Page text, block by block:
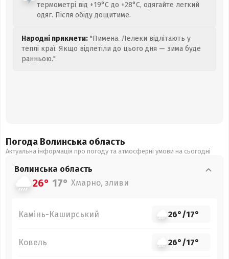
термометрі від +19°C до +28°C, одягайте легкий
одяг. Після обіду дощитиме.
Народні прикмети: "Пимена. Лелеки відлітають у
теплі краї. Якщо відлетіли до цього дня — зима буде
ранньою."
Погода Волинська область
Актуальна інформація про погоду та атмосферні умови на сьогодні
Волинська область
26° 17° Хмарно, зливи
Камінь-Каширський 26°/17°
Ковель 26°/17°